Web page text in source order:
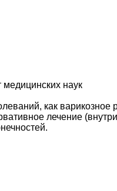
наук
как
лечение